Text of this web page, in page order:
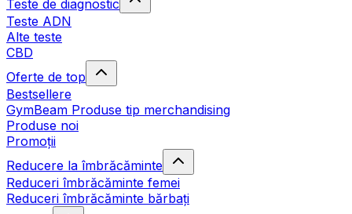
Teste de diagnostic
Teste ADN
Alte teste
CBD
Oferte de top
Bestsellere
GymBeam Produse tip merchandising
Produse noi
Promoții
Reducere la îmbrăcăminte
Reduceri îmbrăcăminte femei
Reduceri îmbrăcăminte bărbați